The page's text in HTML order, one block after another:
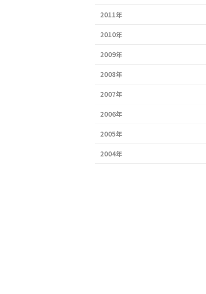
2011年
2010年
2009年
2008年
2007年
2006年
2005年
2004年